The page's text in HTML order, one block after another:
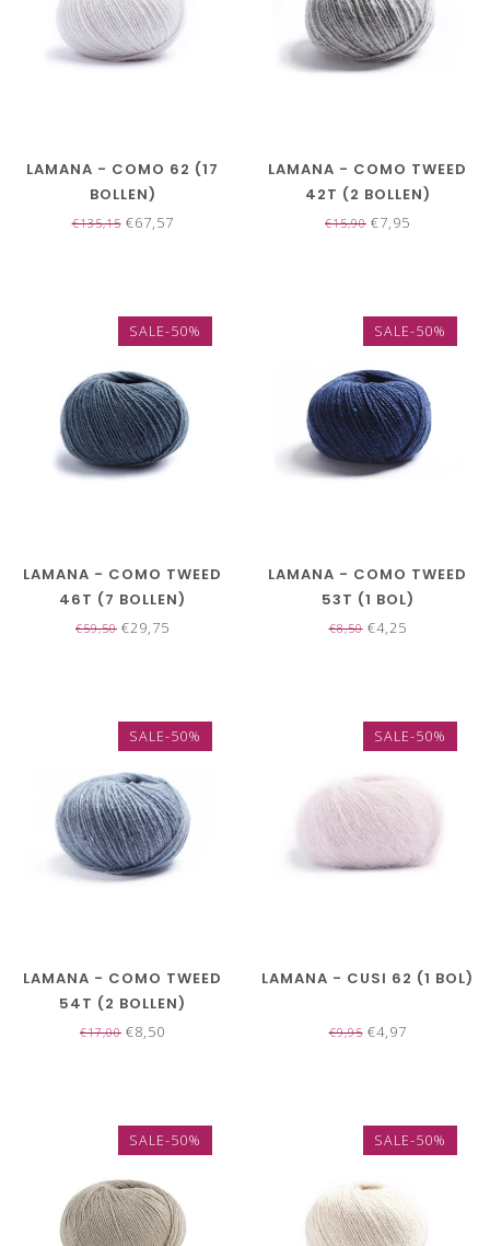
LAMANA - COMO 62 (17
BOLLEN)
€135,15€67,57
LAMANA - COMO TWEED
42T (2 BOLLEN)
€15,90 €7,95
SALE-50%
LAMANA - COMO TWEED
46T (7 BOLLEN)
€59,50 €29,75
SALE-50%
LAMANA - COMO TWEED
53T (1 BOL)
€8,50€4,25
SALE-50%
LAMANA - COMO TWEED
54T (2 BOLLEN)
€17,00 €8,50
SALE-50%
LAMANA - CUSI 62 (1 BOL)
€9,95€4,97
SALE-50% SALE-50%